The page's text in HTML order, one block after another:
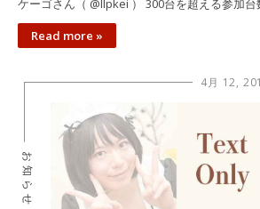
ケーゴさん（ @llpkei ） 300台を超える参加
Read more »
4月 12,
お知らせ